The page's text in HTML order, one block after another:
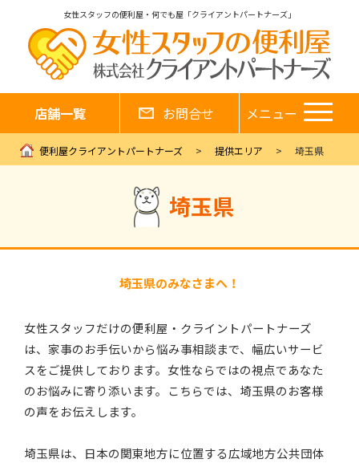
女性スタッフの便利屋・何でも屋「クライアントパートナーズ」
店舗一覧 お問合せ メニュー
便利屋クライアントパートナーズ 提供エリア 埼玉県
埼玉県
埼玉県のみなさまへ！
女性スタッフだけの便利屋・クライントパートナーズ
は、家事のお手伝いから悩み事相談まで、幅広いサービ
スをご提供しております。女性ならではの視点であなた
のお悩みに寄り添います。こちらでは、埼玉県のお客様
の声をお伝えします。
埼玉県は、日本の関東地方に位置する広域地方公共団体